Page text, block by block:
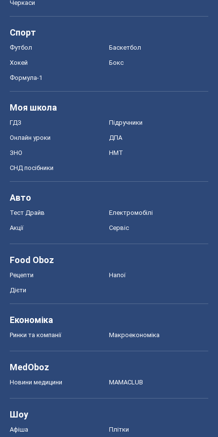
Черкаси
Спорт
Футбол Баскетбол
Хокей Бокс
Формула-1
Моя школа
ГДЗ Підручники
Онлайн уроки ДПА
ЗНО НМТ
СНД посібники
Авто
Тест Драйв Електромобілі
Акції Сервіс
Food Oboz
Рецепти Напої
Дієти
Економіка
Ринки та компанії Макроекономіка
MedOboz
Новини медицини MAMACLUB
Шоу
Афіша Плітки